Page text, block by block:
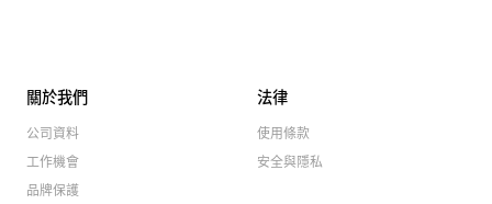
關於我們
公司資料
工作機會
品牌保護
法律
使用條款
安全與隱私